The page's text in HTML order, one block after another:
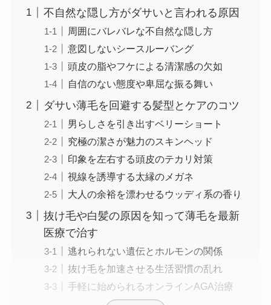
不自然な隠し方がダサいと言われる原因
周囲にバレバレな不自然な隠し方
意図しないシースルーバング
頭皮の脂やフケによる清潔感の欠如
自信のない態度や卑屈な振る舞い
ダサい薄毛を回避する髪型とケアのコツ
男らしさを引き出すベリーショート
究極の潔さが魅力のスキンヘッド
印象を左右する頭皮のテカリ対策
視線を誘導する太縁のメガネ
大人の余裕を漂わせるウッディ系の香り
抜け毛や白髪の原因を知って薄毛を最新
医療で治す
逃れられない遺伝とホルモンの関係
抜け毛を加速させる生活習慣の乱れ
手軽に始められるオンラインAGA治療